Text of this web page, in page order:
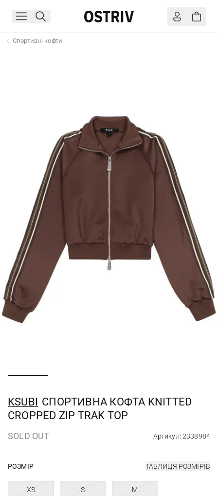
Спортивні кофти
KSUBI СПОРТИВНА КОФТА KNITTED
CROPPED ZIP TRAK TOP
SOLD OUT Артикул: 2338984
РОЗМІР ТАБЛИЦЯ РОЗМІРІВ
XS S M